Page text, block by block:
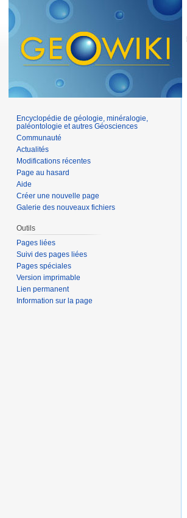
Encyclopédie de géologie, minéralogie,
paléontologie et autres Géosciences
Communauté
Actualités
Modifications récentes
Page au hasard
Aide
Créer une nouvelle page
Galerie des nouveaux fichiers
Outils
Pages liées
Suivi des pages liées
Pages spéciales
Version imprimable
Lien permanent
Information sur la page